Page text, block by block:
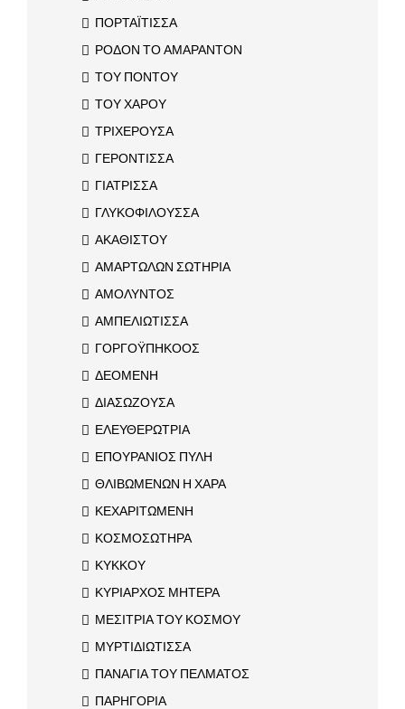
ΠΟΡΤΑΪΤΙΣΣΑ
ΡΟΔΟΝ ΤΟ ΑΜΑΡΑΝΤΟΝ
ΤΟΥ ΠΟΝΤΟΥ
ΤΟΥ ΧΑΡΟΥ
ΤΡΙΧΕΡΟΥΣΑ
ΓΕΡΟΝΤΙΣΣΑ
ΓΙΑΤΡΙΣΣΑ
ΓΛΥΚΟΦΙΛΟΥΣΣΑ
ΑΚΑΘΙΣΤΟΥ
ΑΜΑΡΤΩΛΩΝ ΣΩΤΗΡΙΑ
ΑΜΟΛΥΝΤΟΣ
ΑΜΠΕΛΙΩΤΙΣΣΑ
ΓΟΡΓΟΫΠΗΚΟΟΣ
ΔΕΟΜΕΝΗ
ΔΙΑΣΩΖΟΥΣΑ
ΕΛΕΥΘΕΡΩΤΡΙΑ
ΕΠΟΥΡΑΝΙΟΣ ΠΥΛΗ
ΘΛΙΒΩΜΕΝΩΝ Η ΧΑΡΑ
ΚΕΧΑΡΙΤΩΜΕΝΗ
ΚΟΣΜΟΣΩΤΗΡΑ
ΚΥΚΚΟΥ
ΚΥΡΙΑΡΧΟΣ ΜΗΤΕΡΑ
ΜΕΣΙΤΡΙΑ ΤΟΥ ΚΟΣΜΟΥ
ΜΥΡΤΙΔΙΩΤΙΣΣΑ
ΠΑΝΑΓΙΑ ΤΟΥ ΠΕΛΜΑΤΟΣ
ΠΑΡΗΓΟΡΙΑ